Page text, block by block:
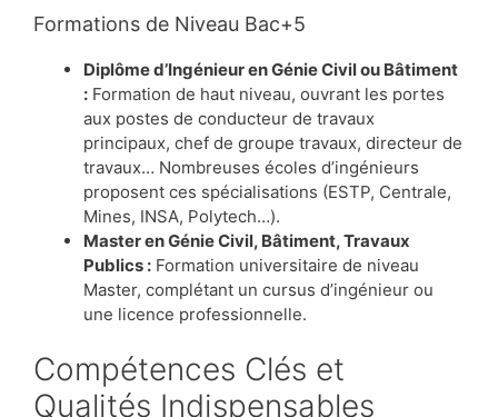
Formations de Niveau Bac+5
Diplôme d’Ingénieur en Génie Civil ou Bâtiment
: Formation de haut niveau, ouvrant les portes
aux postes de conducteur de travaux
principaux, chef de groupe travaux, directeur de
travaux… Nombreuses écoles d’ingénieurs
proposent ces spécialisations (ESTP, Centrale,
Mines, INSA, Polytech…).
Master en Génie Civil, Bâtiment, Travaux
Publics : Formation universitaire de niveau
Master, complétant un cursus d’ingénieur ou
une licence professionnelle.
Compétences Clés et
Qualités Indispensables